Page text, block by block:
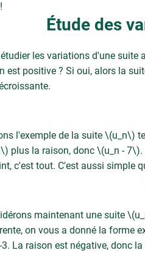
Étude des
les variations d'une suite
est positive ? Si oui, alors la
l'exemple de la suite \(u_n\)
plus la raison, donc \(u_n - 7\).
c'est tout. C'est aussi simple
maintenant une suite
on vous a donné la forme
La raison est négative, donc